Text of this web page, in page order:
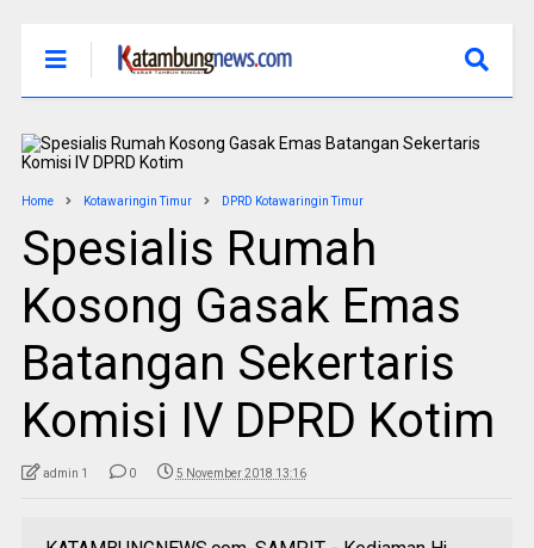
Home Kotawaringin Timur DPRD Kotawaringin Timur
Spesialis Rumah
Kosong Gasak Emas
Batangan Sekertaris
Komisi IV DPRD Kotim
admin 1 0 5 November 2018 13:16